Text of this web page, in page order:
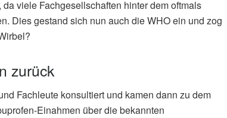
viele Fachgesellschaften hinter dem oftmals
Dies gestand sich nun auch die WHO ein und zog
zurück
Fachleute konsultiert und kamen dann zu dem
Einahmen über die bekannten